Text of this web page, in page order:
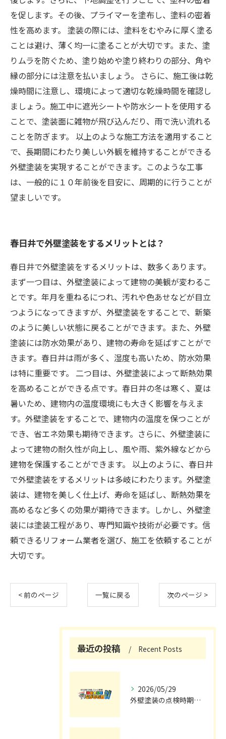
を促します。その後、プライマーを塗布し、塗料の密着
性を高めます。 塗装の際には、塗料をむやみに厚く塗る
ことは避け、薄く均一に塗ることが大切です。また、塗
りムラを防ぐため、塗り始めや塗り終わりの部分、角や
縁の部分には注意を払いましょう。 さらに、施工後は乾
燥時間に注意し、環境によって適切な乾燥時間を確認し
ましょう。施工中に遮光シートや防水シートを使用する
ことで、塗装面に雑物が飛び込んだり、雨で洗い流れる
ことを防ぎます。 以上のような施工方法を適用すること
で、長期間にわたり美しい外観を維持することができる
外壁塗装を実現することができます。このような工事
は、一般的に１０年前後を目安に、周期的に行うことが
望ましいです。
春日井で外壁塗装をするメリットとは？
春日井で外壁塗装をするメリットは、数多くあります。
まず一つ目は、外壁塗装によって建物の美観が変わるこ
とです。年月を重ねるにつれ、汚れや色あせなどが目立
つようになってきますが、外壁塗装をすることで、新築
のように美しい状態に戻ることができます。また、外壁
塗装には防水効果があり、建物の寿命を延ばすことがで
きます。春日井は雨が多く、湿度も高いため、防水効果
は特に重要です。 二つ目は、外壁塗装によって断熱効果
を高めることができる点です。春日井の冬は寒く、夏は
暑いため、建物内の温度環境にも大きく影響を与えま
す。外壁塗装をすることで、建物内の温度を保つことが
でき、省エネ効果も期待できます。さらに、外壁塗装に
よって建物の耐久性が向上し、風や雨、紫外線などから
建物を保護することができます。 以上のように、春日井
で外壁塗装をするメリットは多岐にわたります。外壁塗
装は、建物を美しく仕上げ、寿命を延ばし、断熱効果を
高めるなど多くの効果が期待できます。しかし、外壁塗
装には塗装工程があり、専門知識や技術が必要です。信
頼できるリフォーム業者を選び、施工を依頼することが
大切です。
< 前のページ 一覧に戻る 次のページ >
最近の投稿 Recent Posts
2026/05/29
外壁塗装の点検時期と施工の最適タイミング